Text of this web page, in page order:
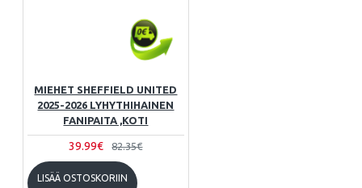
MIEHET SHEFFIELD UNITED
2025-2026 LYHYTHIHAINEN
FANIPAITA ,KOTI
39.99€ 82.35€
LISÄÄ OSTOSKORIIN